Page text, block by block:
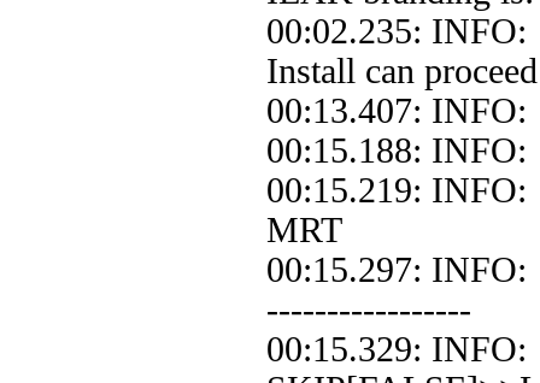
00:02.235:
Install can
00:13.407:
00:15.188:
00:15.219:
MRT
00:15.297:
-----------------
00:15.329: